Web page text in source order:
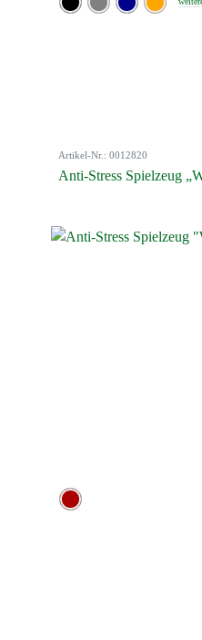
Artikel-Nr.: 0012820
Anti-Stress Spielzeug